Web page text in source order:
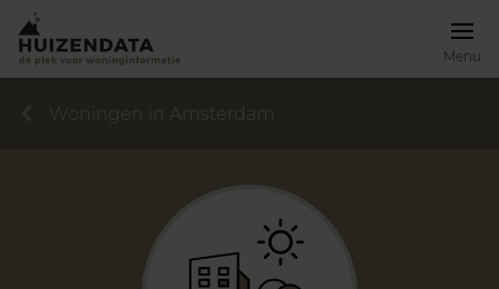
Menu
Woningen in Amsterdam